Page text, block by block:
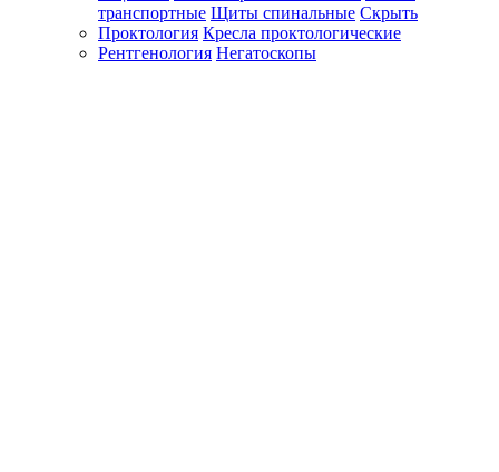
транспортные Щиты спинальные Скрыть
Проктология Кресла проктологические
Рентгенология Негатоскопы